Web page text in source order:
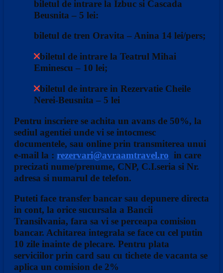
biletul de intrare la Izbuc si Cascada
Beusnita – 5 lei:
biletul de tren Oravita – Anina 14 lei/pers;
biletul de intrare la Teatrul Mihai
Eminescu – 10 lei;
biletul de intrare in Rezervatie Cheile
Nerei-Beusnita – 5 lei
Pentru inscriere se achita un avans de 50%, la
sediul agentiei unde vi se intocmesc
documentele, sau online prin transmiterea unui
e-mail la : rezervari@avraamtravel.ro in care
precizati nume/prenume, CNP, C.I.seria si Nr.
adresa si numarul de telefon.
Puteti face transfer bancar sau depunere directa
in cont, la orice sucursala a Bancii
Transilvania, fara sa vi se perceapa comision
bancar. Achitarea integrala se face cu cel putin
10 zile inainte de plecare. Pentru plata
serviciilor prin card sau cu tichete de vacanta se
aplica un comision de 2%